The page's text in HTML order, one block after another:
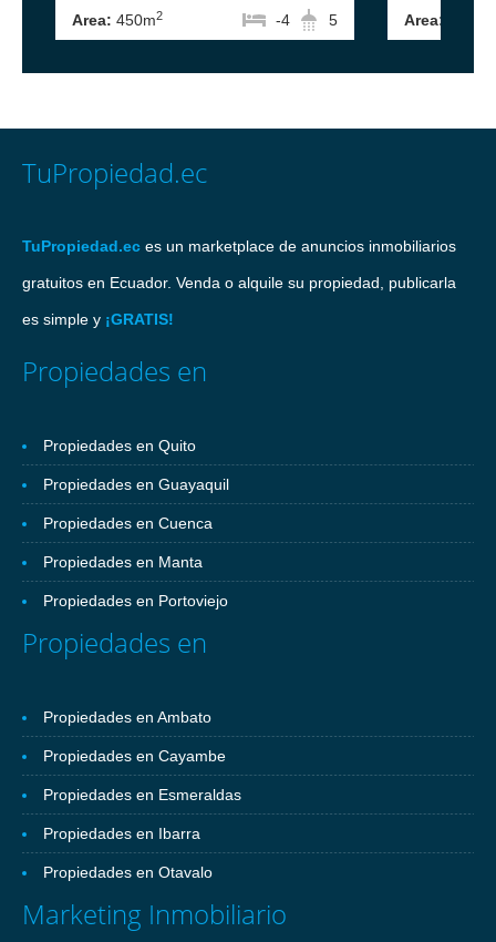
Area: 450m2 5
-4
Area:
TuPropiedad.ec
TuPropiedad.ec es un marketplace de anuncios inmobiliarios
gratuitos en Ecuador. Venda o alquile su propiedad, publicarla
es simple y ¡GRATIS!
Propiedades en
Propiedades en Quito
Propiedades en Guayaquil
Propiedades en Cuenca
Propiedades en Manta
Propiedades en Portoviejo
Propiedades en
Propiedades en Ambato
Propiedades en Cayambe
Propiedades en Esmeraldas
Propiedades en Ibarra
Propiedades en Otavalo
Marketing Inmobiliario